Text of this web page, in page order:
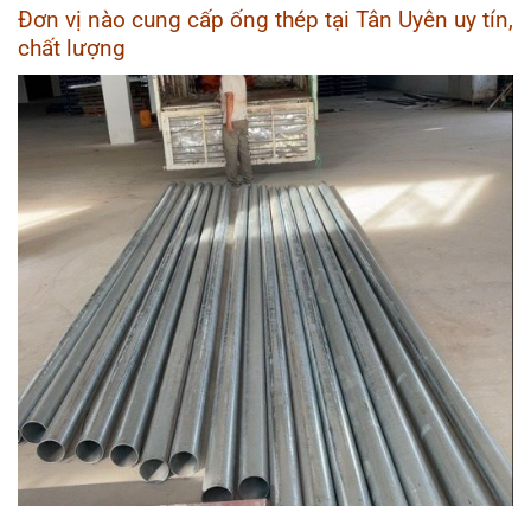
Đơn vị nào cung cấp ống thép tại Tân Uyên uy tín,
chất lượng